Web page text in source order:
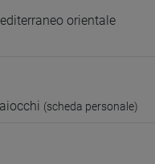
orientale
(scheda personale)